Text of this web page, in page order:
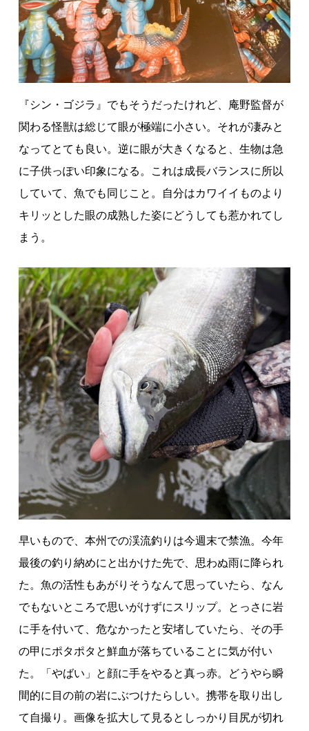
『シン・ゴジラ』でもそうだったけれど、庵野監督が
関わる怪獣は総じて眼が極端に小さい。それが凄みと
なってとても良い。逆に眼が大きくなると、生物は急
に子供っぽい印象になる。これは成長バランスに所以
していて、魚でも同じこと。自分はカワイイものより
キリッとした眼の成熟した姿にどうしても惹かれてし
まう。
早いもので、本州での渓流釣りは今週末で禁漁。今年
最後の釣り納めにと出かけた先で、思わぬ雨に降られ
た。魚の活性もあがりそうなんて思っていたら、なん
でもないところで思いがけずにスリップ。とっさに岩
に手を付いて、危なかったと安堵していたら、その手
の甲にポタポタと鮮血が落ちていることに気が付い
た。「やばい」と顔に手をやると真っ赤。どうやら瞬
間的に目の前の岩にぶつけたらしい。携帯を取り出し
て自撮り。画像を拡大して見るとしっかり目尻が切れ